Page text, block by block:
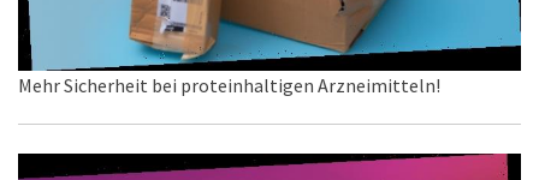
Mehr Sicherheit bei proteinhaltigen Arzneimitteln!